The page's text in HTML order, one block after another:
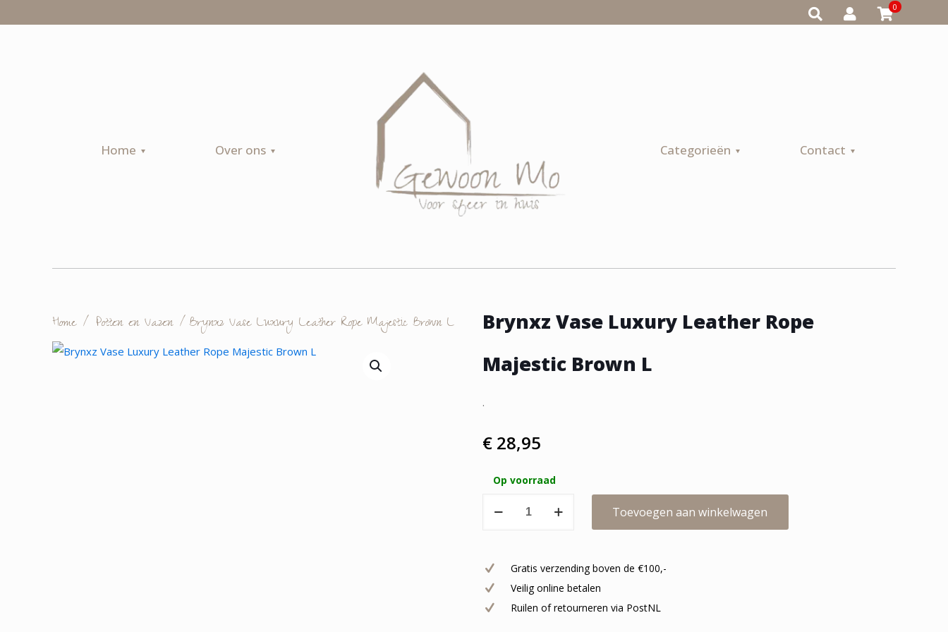
0
Home Over ons Categorieën Contact
Home / Potten en Vazen /Brynxz Vase Luxury Leather Rope Majestic Brown L
Brynxz Vase Luxury Leather Rope
Majestic Brown L
.
€ 28,95
Op voorraad
Leather
Rope
Majestic
Toevoegen aan winkelwagen
Gratis verzending boven de €100,-
Veilig online betalen
Ruilen of retourneren via PostNL